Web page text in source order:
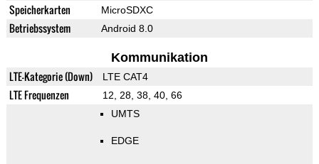
Speicherkarten MicroSDXC
Betriebssystem Android 8.0
Kommunikation
LTE-Kategorie (Down) LTE CAT4
LTE Frequenzen
12, 28, 38, 40, 66
UMTS
EDGE